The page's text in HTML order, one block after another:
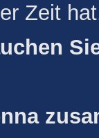
Zeit